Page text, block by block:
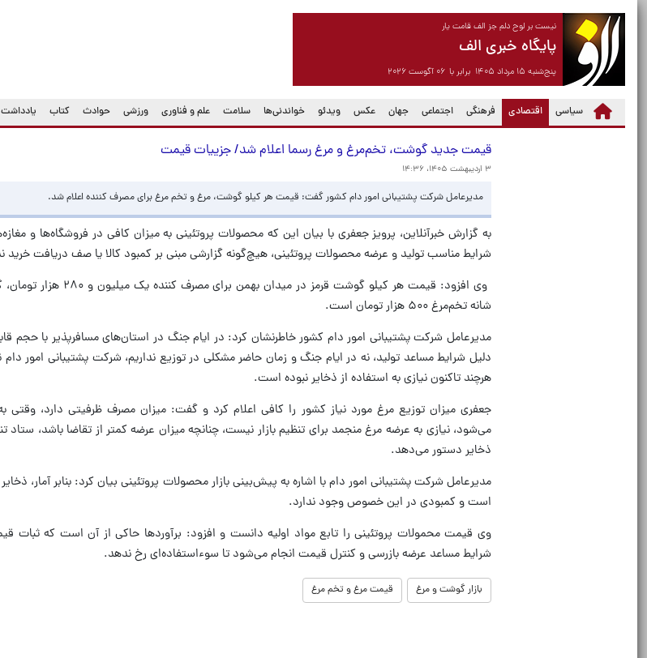
نیست بر لوح دلم جز الف قامت یار
پایگاه خبری الف
پنج‌شنبه ۱۵ مرداد ۱۴۰۵ برابر با ۰۶ آگوست ۲۰۲۶
سیاسی اقتصادی
(current) فرهنگی اجتماعی جهان عکس ویدئو خواندنی‌ها سلامت علم و فناوری ورزشی حوادث کتاب یادداشت
قیمت جدید گوشت، تخم‌مرغ و مرغ رسما اعلام شد/ جزییات قیمت
۳ اردیبهشت ۱۴۰۵، ۱۴:۳۶
مدیرعامل شرکت پشتیبانی امور دام کشور گفت: قیمت هر کیلو گوشت، مرغ و تخم مرغ برای مصرف کننده اعلام شد.
به گزارش خبرآنلاین، پرویز جعفری با بیان این که محصولات پروتئینی به میزان کافی در فروشگاه‌ها و
شرایط مناسب تولید و عرضه محصولات پروتئینی، هیچ‌گونه گزارشی مبنی بر کمبود کالا یا صف دریافت خرید
شانه تخم‌مرغ ۵۰۰ هزار تومان است.
مدیرعامل شرکت پشتیبانی امور دام کشور خاطرنشان کرد: در ایام جنگ در استان‌های مسافرپذیر با حجم
دلیل شرایط مساعد تولید، نه در ایام جنگ و زمان حاضر مشکلی در توزیع نداریم، شرکت پشتیبانی امور دام
هرچند تاکنون نیازی به استفاده از ذخایر نبوده است.
جعفری میزان توزیع مرغ مورد نیاز کشور را کافی اعلام کرد و گفت: میزان مصرف ظرفیتی دارد، وقتی
می‌شود، نیازی به عرضه مرغ منجمد برای تنظیم بازار نیست، چنانچه میزان عرضه کمتر از تقاضا باشد، ستاد
ذخایر دستور می‌دهد.
مدیرعامل شرکت پشتیبانی امور دام با اشاره به پیش‌بینی بازار محصولات پروتئینی بیان کرد: بنابر آمار،
است و کمبودی در این خصوص وجود ندارد.
وی قیمت محمولات پروتئینی را تابع مواد اولیه دانست و افزود: برآوردها حاکی از آن است که ثبات
شرایط مساعد عرضه بازرسی و کنترل قیمت انجام می‌شود تا سوء‌استفاده‌ای رخ ندهد.
بازار گوشت و مرغ قیمت مرغ و تخم مرغ